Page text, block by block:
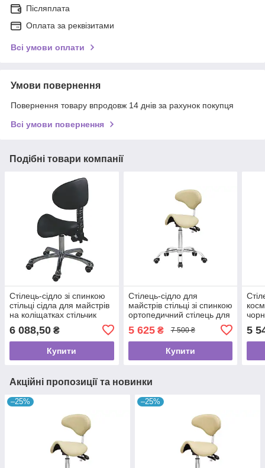
Післяплата
Оплата за реквізитами
Всі умови оплати
Умови повернення
Повернення товару впродовж 14 днів за рахунок покупця
Всі умови повернення
Подібні товари компанії
Стілець-сідло зі спинкою
стільці сідла для майстрів
на коліщатках стільчик
1025Y
6 088,50 ₴
Купити
Стілець-сідло для
майстрів стільці зі спинкою
ортопедичний стілець для
роботи стільчики майстра
BS Ukraine 7015
5 625₴ 7 500 ₴
Купити
5
Акційні пропозиції та новинки
–25% –25%